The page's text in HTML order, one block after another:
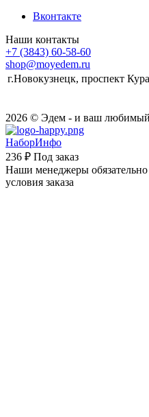
Вконтакте
Наши контакты
+7 (3843) 60-58-60
shop@moyedem.ru
г.Новокузнецк, проспект
2026 © Эдем - и ваш любимый
НаборИнфо
236 ₽ Под заказ
Наши менеджеры
условия заказа